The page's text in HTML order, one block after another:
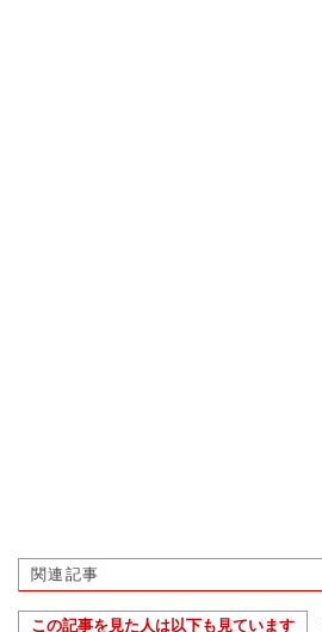
関連記事
この記事を見た人は以下も見ています